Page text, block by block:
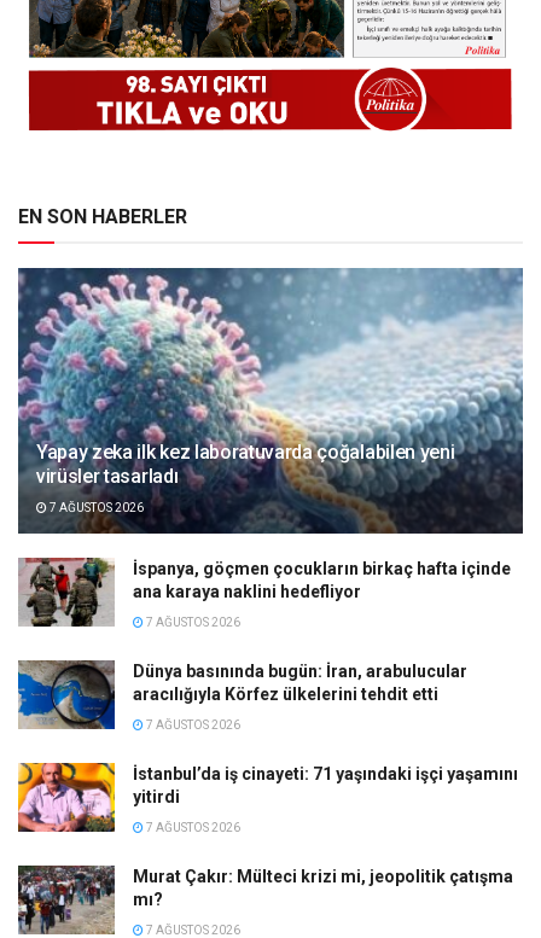
EN SON HABERLER
Yapay zeka ilk kez laboratuvarda çoğalabilen yeni
virüsler tasarladı
7 AĞUSTOS 2026
İspanya, göçmen çocukların birkaç hafta içinde
ana karaya naklini hedefliyor
7 AĞUSTOS 2026
Dünya basınında bugün: İran, arabulucular
aracılığıyla Körfez ülkelerini tehdit etti
7 AĞUSTOS 2026
İstanbul’da iş cinayeti: 71 yaşındaki işçi yaşamını
yitirdi
7 AĞUSTOS 2026
Murat Çakır: Mülteci krizi mi, jeopolitik çatışma
mı?
7 AĞUSTOS 2026